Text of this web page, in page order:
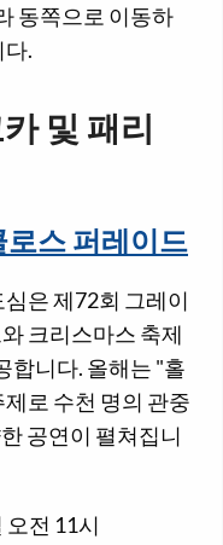
동쪽으로 이동하
.
및 패리
스 퍼레이드
은 제72회 그레이
크리스마스 축제
합니다. 올해는 "홀
로 수천 명의 관중
공연이 펼쳐집니
오전 11시